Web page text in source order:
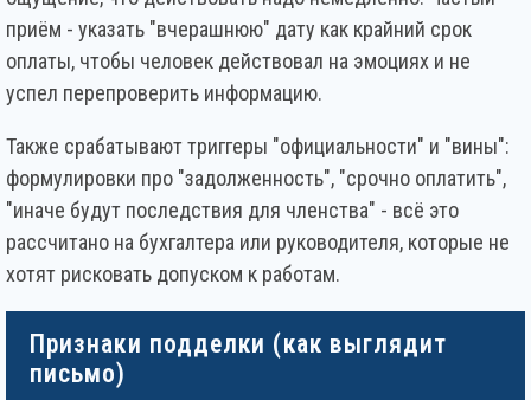
приём - указать "вчерашнюю" дату как крайний срок
оплаты, чтобы человек действовал на эмоциях и не
успел перепроверить информацию.
Также срабатывают триггеры "официальности" и "вины":
формулировки про "задолженность", "срочно оплатить",
"иначе будут последствия для членства" - всё это
рассчитано на бухгалтера или руководителя, которые не
хотят рисковать допуском к работам.
Признаки подделки (как выглядит
письмо)